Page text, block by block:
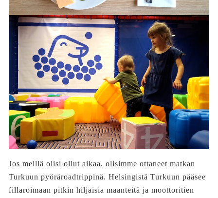
Jos meillä olisi ollut aikaa, olisimme ottaneet matkan
Turkuun pyöräroadtrippinä. Helsingistä Turkuun pääsee
fillaroimaan pitkin hiljaisia maanteitä ja moottoritien